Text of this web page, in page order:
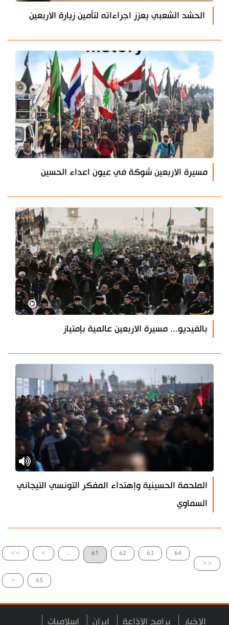
الحشد الشعبي يعزز اجراءاته لتأمين زيارة الاربعين
مسيرة الاربعين شوكة في عيون اعداء الحسين
بالفيديو... مسيرة الاربعين عالمية بإمتياز
الملحمة الحسينية وإهتداء المفكر التونسي التيجاني
السماوي
>> > ... 61 62 63 64
65
<
<<
الاخبار برامج الاذاعة ايران اسلاميات